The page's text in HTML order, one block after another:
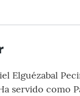
Elguézabal
servido como